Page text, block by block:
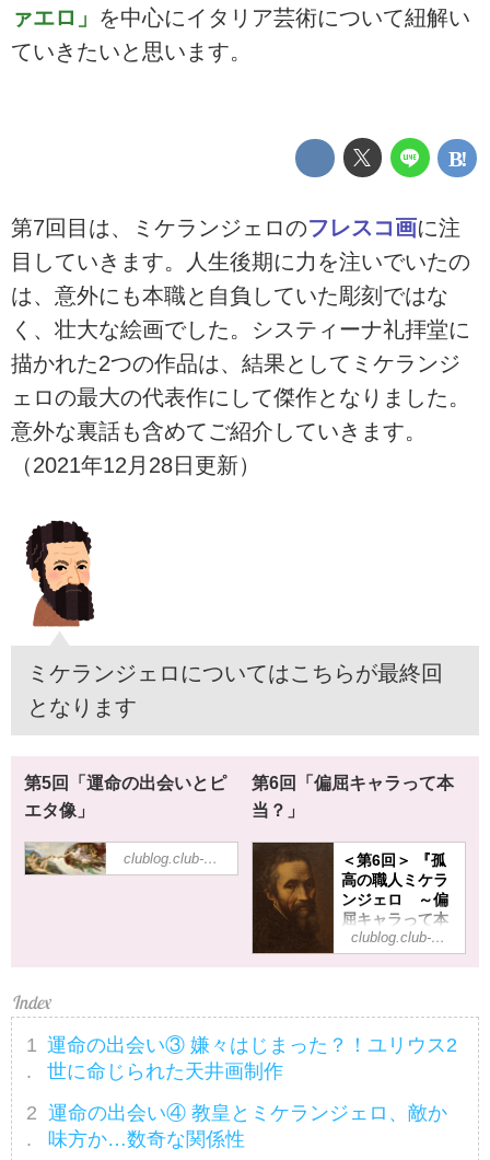
ァエロ」 を中心にイタリア芸術について紐解い
ていきたいと思います。
第7回目は、ミケランジェロのフレスコ画に注
目していきます。人生後期に力を注いでいたの
は、意外にも本職と自負していた彫刻ではな
く、壮大な絵画でした。システィーナ礼拝堂に
描かれた2つの作品は、結果としてミケランジ
ェロの最大の代表作にして傑作となりました。
意外な裏話も含めてご紹介していきます。
（2021年12月28日更新）
ミケランジェロについてはこちらが最終回
となります
第5回「運命の出会いとピ
エタ像」
＜第5回＞ 『生
まれながらの彫
おいて興った文化
運動。この激動の
時代を「ルネサン
ス期」と呼び、イ
タリアを発端にヨ
ーロッパ各地に広
clublog.club-t.com
第6回「偏屈キャラって本
当？」
＜第6回＞ 『孤
高の職人ミケラ
ンジェロ ～偏
屈キャラって本
当？』
運動。この激動の
タリアを発端にヨ
ーロッパ各地に広
clublog.club-t.com
運命の出会い③ 嫌々はじまった？！ユリウス2
世に命じられた天井画制作
運命の出会い④ 教皇とミケランジェロ、敵か
味方か…数奇な関係性